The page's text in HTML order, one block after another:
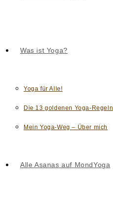
Was ist Yoga?
Yoga für Alle!
Die 13 goldenen Yoga-Regeln
Mein Yoga-Weg – Über mich
Alle Asanas auf MondYoga